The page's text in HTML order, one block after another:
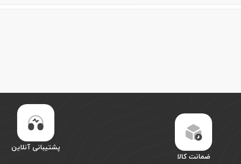
ضمانت کالا
پشتیبانی آنلاین